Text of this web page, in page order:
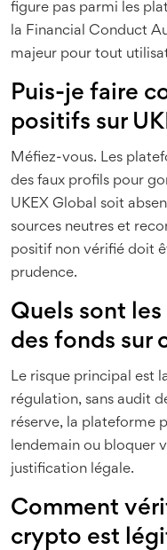
figure pas parmi les
la Financial Conduct
majeur pour tout
Puis-je faire
positifs sur
Méfiez-vous. Les
des faux profils pour
UKEX Global soit
sources neutres et
positif non vérifié doit
prudence.
Quels sont
des fonds sur
Le risque principal est
régulation, sans audit
réserve, la plateforme
lendemain ou bloquer
justification légale.
Comment
crypto est